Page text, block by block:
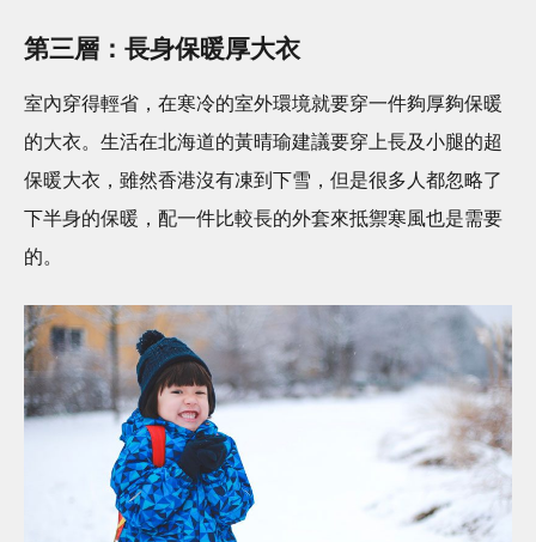
第三層：長身保暖厚大衣
室內穿得輕省，在寒冷的室外環境就要穿一件夠厚夠保暖
的大衣。生活在北海道的黃晴瑜建議要穿上長及小腿的超
保暖大衣，雖然香港沒有凍到下雪，但是很多人都忽略了
下半身的保暖，配一件比較長的外套來抵禦寒風也是需要
的。